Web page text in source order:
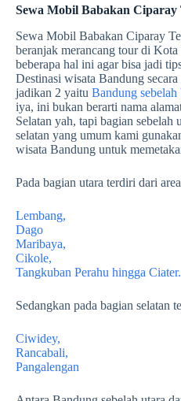
Sewa Mobil Babakan Ciparay
Sewa Mobil Babakan Ciparay
beranjak merancang tour di
beberapa hal ini agar bisa jadi
Destinasi wisata Bandung
jadikan 2 yaitu Bandung sebelah
iya, ini bukan berarti nama
Selatan yah, tapi bagian sebelah
selatan yang umum kami
wisata Bandung untuk
Pada bagian utara terdiri dari
Lembang,
Dago
Maribaya,
Cikole,
Tangkuban Perahu hingga Ciater.
Sedangkan pada bagian selatan
Ciwidey,
Rancabali,
Pangalengan